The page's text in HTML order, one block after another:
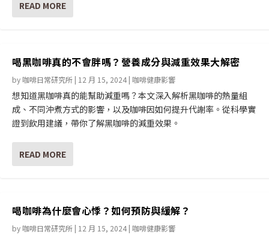
READ MORE
喝黑咖啡真的不會胖嗎？營養成分與減重效果大解密
by咖啡日常研究所 | 12 月 15, 2024 | 咖啡健康影響
想知道黑咖啡真的能幫助減重嗎？本文深入解析黑咖啡的熱量組
成、不同沖煮方式的影響，以及咖啡因如何提升代謝率。從科學實
證到飲用建議，帶你了解黑咖啡的減重效果。
READ MORE
喝咖啡為什麼會心悸？如何預防與緩解？
by咖啡日常研究所 | 12 月 15, 2024 | 咖啡健康影響